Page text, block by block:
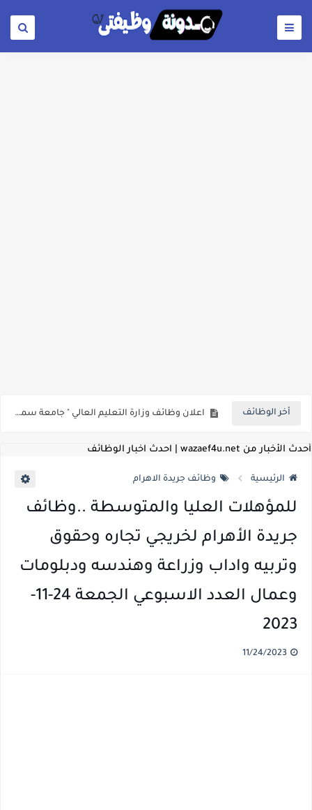
أخر الوظائف اعلان وظائف وزارة التعليم العالي " جامعة سمنود " للمؤهلات العليا والمتوسطة والدبلومات والعمال والفنيين والتقديم حتي 9 يوليو 2026
مسابقة معلمي الحصه ..الاستعلام عن مواعيد الامتحانات الإلكترونية للمتقدمين في مسابقتي شغل وظيفة معلم مساعد مادتي "الدراسات الاجتماعية" و"اللغة الإنجليزية"
أحدث الأخبار من wazaef4u.net | احدث اخبار الوظائف
الرئيسية وظائف جريدة الاهرام
للمؤهلات العليا والمتوسطة ..وظائف
جريدة الأهرام لخريجي تجاره وحقوق
وتربيه واداب وزراعة وهندسه ودبلومات
وعمال العدد الاسبوعي الجمعة 24-11-
2023